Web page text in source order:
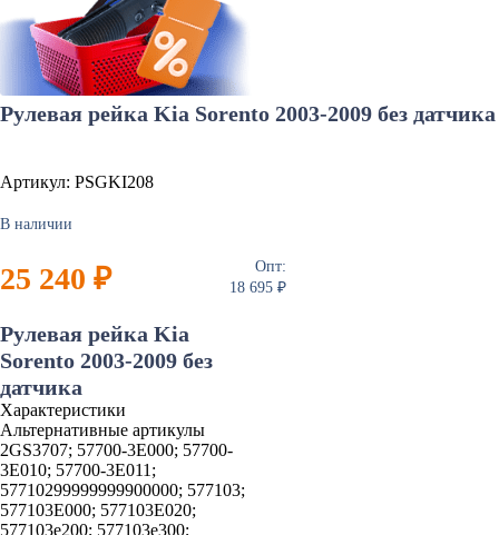
Рулевая рейка Kia Sorento 2003-2009 без датчика
Артикул: PSGKI208
В наличии
25 240 ₽
Опт:
18 695 ₽
Рулевая рейка Kia
Sorento 2003-2009 без
датчика
Характеристики
Альтернативные артикулы
2GS3707; 57700-3E000; 57700-
3E010; 57700-3E011;
57710299999999900000; 577103;
577103E000; 577103E020;
577103e200; 577103e300;